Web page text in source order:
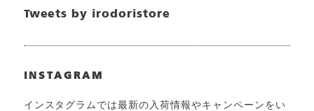
Tweets by irodoristore
INSTAGRAM
インスタグラムでは最新の入荷情報やキャンペーンをい